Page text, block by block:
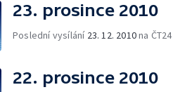
23. prosince 2010
Poslední vysílání 23. 12. 2010na ČT24
22. prosince 2010